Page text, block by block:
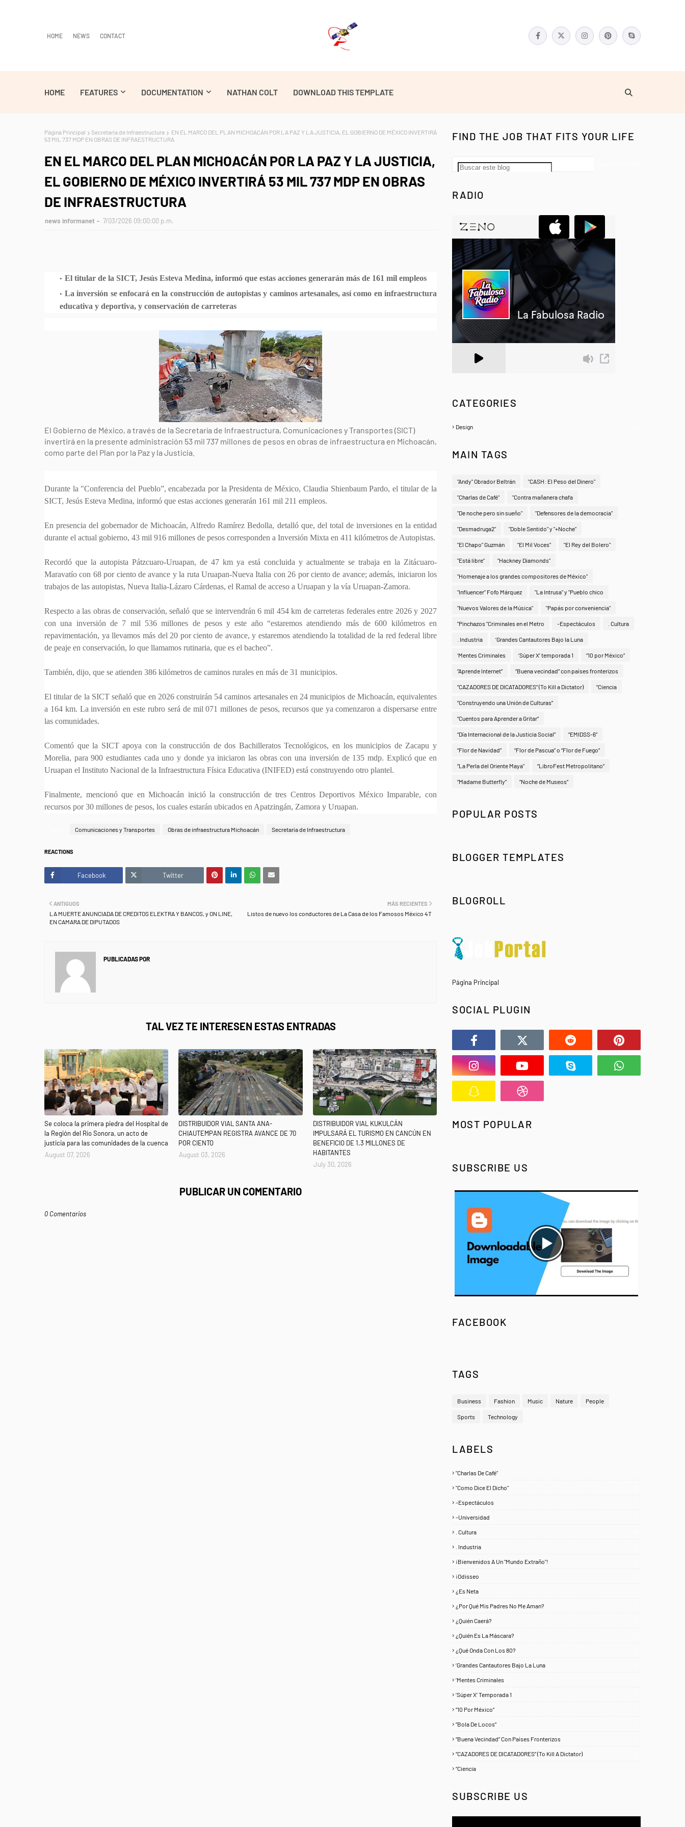
HOME NEWS CONTACT
HOME FEATURES DOCUMENTATION NATHAN COLT DOWNLOAD THIS TEMPLATE
Página Principal Secretaría de Infraestructura
EN EL MARCO DEL PLAN MICHOACÁN POR LA PAZ Y LA JUSTICIA, EL GOBIERNO DE MÉXICO INVERTIRÁ
53 MIL 737 MDP EN OBRAS DE INFRAESTRUCTURA
EN EL MARCO DEL PLAN MICHOACÁN POR LA PAZ Y LA JUSTICIA,
EL GOBIERNO DE MÉXICO INVERTIRÁ 53 MIL 737 MDP EN OBRAS
DE INFRAESTRUCTURA
news informanet 7/03/2026 09:00:00 p.m.
El titular de la SICT, Jesús Esteva Medina, informó que estas acciones generarán más de 161 mil empleos
La inversión se enfocará en la construcción de autopistas y caminos artesanales, así como en infraestructura
educativa y deportiva, y conservación de carreteras
El Gobierno de México, a través de la Secretaría de Infraestructura, Comunicaciones y Transportes (SICT)
invertirá en la presente administración 53 mil 737 millones de pesos en obras de infraestructura en Michoacán,
como parte del Plan por la Paz y la Justicia.
Durante la "Conferencia del Pueblo”, encabezada por la Presidenta de México, Claudia Shienbaum Pardo, el titular de la
SICT, Jesús Esteva Medina, informó que estas acciones generarán 161 mil 211 empleos.
En presencia del gobernador de Michoacán, Alfredo Ramírez Bedolla, detalló que, del total de inversiones en la entidad
durante el actual gobierno, 43 mil 916 millones de pesos corresponden a Inversión Mixta en 411 kilómetros de Autopistas.
Recordó que la autopista Pátzcuaro-Uruapan, de 47 km ya está concluida y actualmente se trabaja en la Zitácuaro-
Maravatío con 68 por ciento de avance y la ruta Uruapan-Nueva Italia con 26 por ciento de avance; además, iniciaron los
trabajos de las autopistas, Nueva Italia-Lázaro Cárdenas, el Ramal de acceso a Uruapan y la vía Uruapan-Zamora.
Respecto a las obras de conservación, señaló que se intervendrán 6 mil 454 km de carreteras federales entre 2026 y 2027
con una inversión de 7 mil 536 millones de pesos y este año “estaremos atendiendo más de 600 kilómetros en
repavimentación, ya llevamos más del 20 por ciento de avance, y estaremos atendiendo la totalidad de la red federal libre
de peaje en conservación, lo que llamamos rutinaria, que es el bacheo”.
También, dijo, que se atienden 386 kilómetros de caminos rurales en más de 31 municipios.
El titular de la SICT señaló que en 2026 construirán 54 caminos artesanales en 24 municipios de Michoacán, equivalentes
a 164 km. La inversión en este rubro será de mil 071 millones de pesos, recursos que ya comenzaron a dispersarse entre
las comunidades.
Comentó que la SICT apoya con la construcción de dos Bachilleratos Tecnológicos, en los municipios de Zacapu y
Morelia, para 900 estudiantes cada uno y donde ya iniciaron las obras con una inversión de 135 mdp. Explicó que en
Uruapan el Instituto Nacional de la Infraestructura Física Educativa (INIFED) está construyendo otro plantel.
Finalmente, mencionó que en Michoacán inició la construcción de tres Centros Deportivos México Imparable, con
recursos por 30 millones de pesos, los cuales estarán ubicados en Apatzingán, Zamora y Uruapan.
Comunicaciones y Transportes Obras de infraestructura Michoacán Secretaría de Infraestructura
REACTIONS
Facebook Twitter
MÁS RECIENTES
Listos de nuevo los conductores de La Casa de los Famosos México 4T
ANTIGUOS
LA MUERTE ANUNCIADA DE CREDITOS ELEKTRA Y BANCOS, y ON LINE,
EN CAMARA DE DIPUTADOS
PUBLICADAS POR
TAL VEZ TE INTERESEN ESTAS ENTRADAS
Se coloca la primera piedra del Hospital de
la Región del Río Sonora, un acto de
justicia para las comunidades de la cuenca
August 07, 2026
DISTRIBUIDOR VIAL SANTA ANA-
CHIAUTEMPAN REGISTRA AVANCE DE 70
POR CIENTO
August 03, 2026
DISTRIBUIDOR VIAL KUKULCÁN
IMPULSARÁ EL TURISMO EN CANCÚN EN
BENEFICIO DE 1.3 MILLONES DE
HABITANTES
July 30, 2026
PUBLICAR UN COMENTARIO
0 Comentarios
FIND THE JOB THAT FITS YOUR LIFE
RADIO
CATEGORIES
Design
MAIN TAGS
"Andy" Obrador Beltrán "CASH: El Peso del Dinero"
"Charlas de Café" "Contra mañanera chafa
"De noche pero sin sueño" "Defensores de la democracia"
"Desmadruga2" "Doble Sentido" y "+Noche"
"El Chapo" Guzmán "El Mil Voces" "El Rey del Bolero"
"Está libre" "Hackney Diamonds"
"Homenaje a los grandes compositores de México"
"Influencer" Fofo Márquez "La Intrusa" y "Pueblo chico
"Nuevos Valores de la Música" "Papás por conveniencia"
"Pinchazos "Criminales en el Metro -Espectáculos . Cultura
. Industria ‘Grandes Cantautores Bajo la Luna
‘Mentes Criminales ‘Súper X’ temporada 1 “10 por México”
“Aprende Internet” “Buena vecindad” con países fronterizos
“CAZADORES DE DICATADORES” (To Kill a Dictator) “Ciencia
“Construyendo una Unión de Culturas”
“Cuentos para Aprender a Gritar”
“Día Internacional de la Justicia Social” “EMIDSS-6”
“Flor de Navidad” “Flor de Pascua” o “Flor de Fuego”
“La Perla del Oriente Maya" “LibroFest Metropolitano”
“Madame Butterfly” “Noche de Museos”
POPULAR POSTS
BLOGGER TEMPLATES
BLOGROLL
Página Principal
SOCIAL PLUGIN
MOST POPULAR
SUBSCRIBE US
FACEBOOK
TAGS
Business Fashion Music Nature People
Sports Technology
LABELS
"Charlas De Café"
"Como Dice El Dicho"
-Espectáculos
-Universidad
. Cultura
. Industria
¡Bienvenidos A Un "Mundo Extraño"!
¡Odisseo
¿Es Neta
¿Por Qué Mis Padres No Me Aman?
¿Quién Caerá?
¿Quién Es La Máscara?
¿Qué Onda Con Los 80?
‘Grandes Cantautores Bajo La Luna
‘Mentes Criminales
‘Súper X’ Temporada 1
“10 Por México”
“Bola De Locos”
“Buena Vecindad” Con Países Fronterizos
“CAZADORES DE DICATADORES” (To Kill A Dictator)
“Ciencia
SUBSCRIBE US